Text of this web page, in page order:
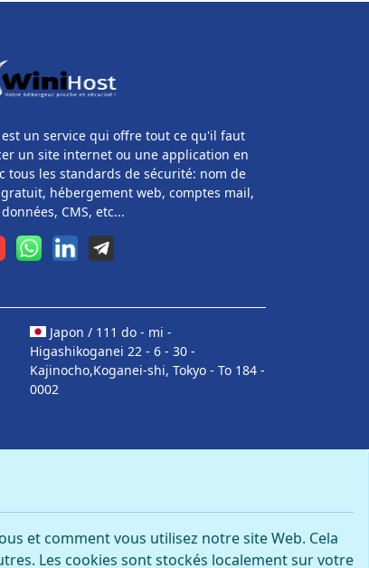
un service qui offre tout ce qu'il faut
un site internet ou une application en
tous les standards de sécurité: nom de
hébergement web, comptes mail,
CMS, etc...
Japon / 111 do - mi -
Higashikoganei 22 - 6 - 30 -
Kajinocho,Koganei-shi, Tokyo - To 184 -
0002
et comment vous utilisez notre site Web. Cela
Les cookies sont stockés localement sur votre